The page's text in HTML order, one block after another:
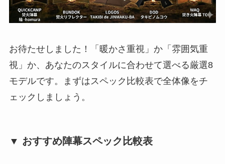
お待たせしました！「暖かさ重視」か「雰囲気重
視」か、あなたのスタイルに合わせて選べる厳選8
モデルです。まずはスペック比較表で全体像をチ
ェックしましょう。
▼ おすすめ陣幕スペック比較表